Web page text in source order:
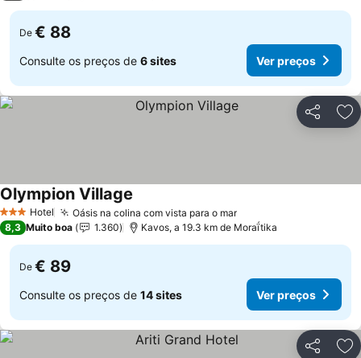
De € 88
Consulte os preços de 6 sites Ver preços
Partilhar
3 EstrelasHotel Oásis na colina com vista para o marVer preços
Olympion Village
8,3 Muito boa 1.360 Kavos, a 19.3 km de Moraḯtika
De € 89
Consulte os preços de 14 sites Ver preços
Partilhar